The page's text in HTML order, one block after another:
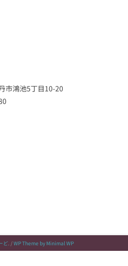
市鴻池5丁目10-20
ど. /WP Theme by Minimal WP